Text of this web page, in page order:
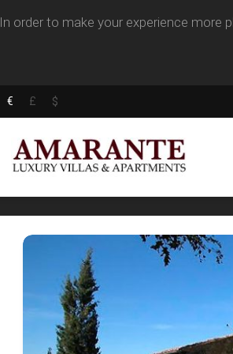
In order to make your experience more
€ £ $